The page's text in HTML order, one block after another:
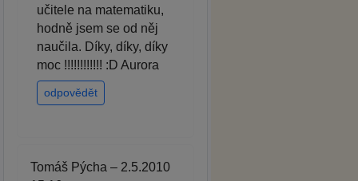
učitele na matematiku,
hodně jsem se od něj
naučila. Díky, díky, díky
moc !!!!!!!!!!!! :D Aurora
odpovědět
Tomáš Pýcha – 2.5.2010